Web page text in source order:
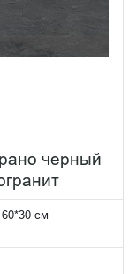
черный
60*30 см